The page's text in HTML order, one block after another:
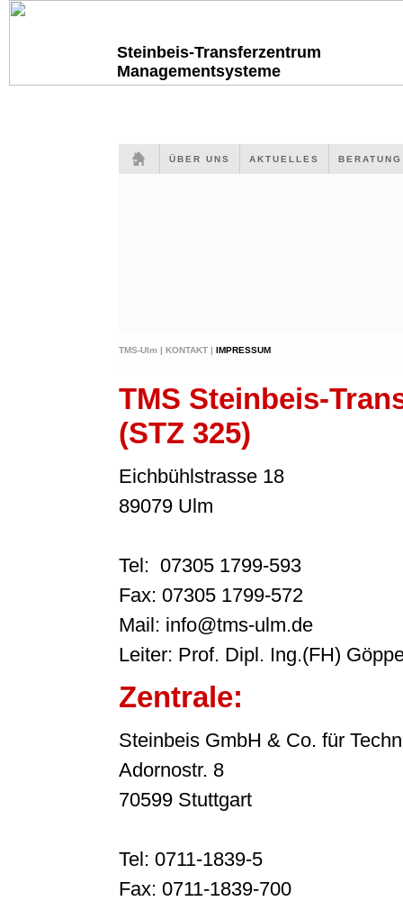
Steinbeis-Transferzentrum
Managementsysteme
ÜBER UNS AKTUELLES
TMS-Ulm | KONTAKT | IMPRESSUM
TMS Steinbeis-
(STZ 325)
Eichbühlstrasse 18
89079 Ulm
Tel: 07305 1799-593
Fax: 07305 1799-572
Mail: info@tms-ulm.de
Leiter: Prof. Dipl. Ing.(FH)
Zentrale:
Steinbeis GmbH & Co. für
Adornostr. 8
70599 Stuttgart
Tel: 0711-1839-5
Fax: 0711-1839-700